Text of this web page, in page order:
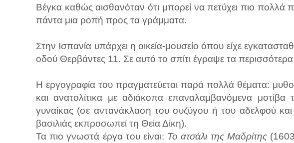
Βέγκα καθώς αισθανόταν ότι μπορεί να πετύχει πιο πολλά
πάντα μια ροπή προς τα γράμματα.
Στην Ισπανία υπάρχει η οικεία-μουσείο όπου είχε
οδού Θερβάντες 11. Σε αυτό το σπίτι έγραψε τα
Η εργογραφία του πραγματεύεται παρά πολλά θέματα:
και ανατολίτικα με αδιάκοπα επαναλαμβανόμενα
γυναίκας (σε αντανάκλαση του συζύγου ή του αδελφού
βασιλιάς εκπροσωπεί τη Θεία Δίκη).
Τα πιο γνωστά έργα του είναι: Το ατσάλι της Μαδρίτης